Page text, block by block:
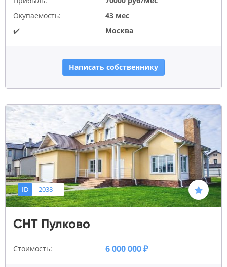
Окупаемость:
43 мес
✔️
Москва
Написать собственнику
ID 2038
СНТ Пулково
Стоимость: 6 000 000 ₽